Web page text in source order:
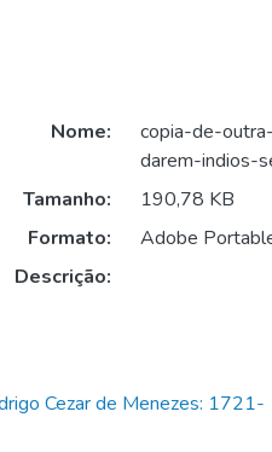
Nome:
copia-de-
darem-indios-
Tamanho:
190,78 KB
Formato:
Adobe
Descrição:
Cezar de Menezes: